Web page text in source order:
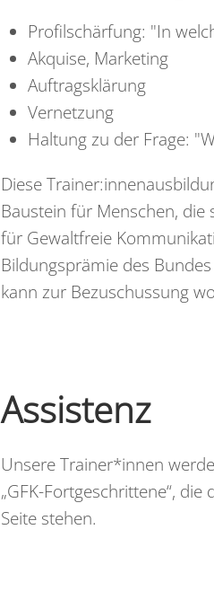
Profilschärfung: "In
Akquise, Marketing
Auftragsklärung
Vernetzung
Haltung zu der Frage:
Diese
Baustein für Menschen,
für Gewaltfreie
Bildungsprämie des
kann zur Bezuschussung
Assistenz
Unsere Trainer*innen
„GFK-Fortgeschrittene“,
Seite stehen.